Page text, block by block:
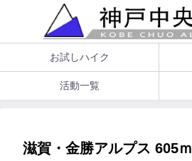
お試しハイク
活動一覧
滋賀・金勝アルプス 605ｍ